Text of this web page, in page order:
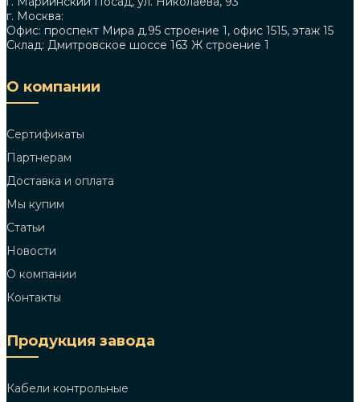
г. Москва:
Офис: проспект Мира д.95 строение 1, офис 1515, этаж 15
Склад: Дмитровское шоссе 163 Ж строение 1
О компании
Сертификаты
Партнерам
Доставка и оплата
Мы купим
Статьи
Новости
О компании
Контакты
Продукция завода
Кабели контрольные